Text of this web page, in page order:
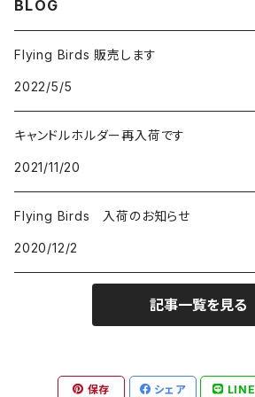
BLOG
Flying Birds 販売します
2022/5/5
キャンドルホルダー再入荷です
2021/11/20
Flying Birds 入荷のお知らせ
2020/12/2
記事一覧を見る
保存 シェア LINE